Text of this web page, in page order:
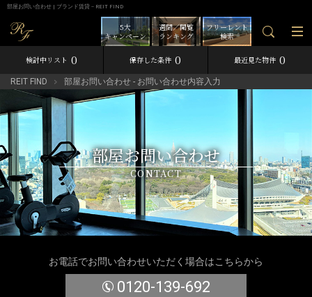
部屋お問い合わせ | ブランド賃貸－REIT FIND
フリーレント
検索
週間／閲覧
ランキング
5大
キャンペーン
検討中リスト 0 保存した条件 0 最近見た物件 0
REIT FIND 部屋お問い合わせ - お問い合わせ内容入力
部屋お問い合わせ
CONTACT
お電話でお問い合わせいただく場合はこちらから
0120-139-692